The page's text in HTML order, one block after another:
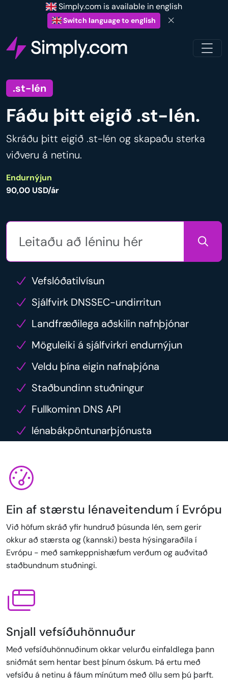
Simply.com is available in english
Switch language to english
.st-lén
Fáðu þitt eigið .st-lén.
Skráðu þitt eigið .st-lén og skapaðu sterka
viðveru á netinu.
Endurnýjun
90,00 USD/ár
Vefslóðatilvísun
Sjálfvirk DNSSEC-undirritun
Landfræðilega aðskilin nafnþjónar
Möguleiki á sjálfvirkri endurnýjun
Veldu þína eigin nafnaþjóna
Staðbundinn stuðningur
Fullkominn DNS API
lénabákpöntunarþjónusta
Ein af stærstu lénaveitendum í Evrópu
Við höfum skráð yfir hundruð þúsunda lén, sem gerir
okkur að stærsta og (kannski) besta hýsingaraðila í
Evrópu - með samkeppnishæfum verðum og auðvitað
staðbundnum stuðningi.
Snjall vefsíðuhönnuður
Með vefsíðuhönnuðinum okkar velurðu einfaldlega þann
sniðmát sem hentar best þínum óskum. Þá ertu með
vefsíðu á netinu á fáum mínútum með öllu sem þú þarft.